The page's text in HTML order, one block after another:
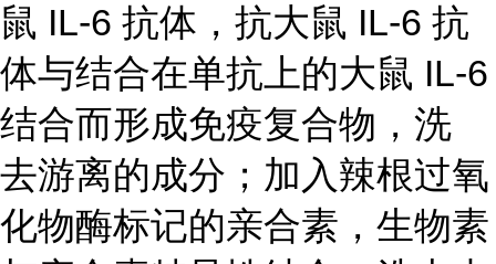
鼠 IL-6 抗体，抗大鼠 IL-6 抗
体与结合在单抗上的大鼠 IL-6
结合而形成免疫复合物，洗
去游离的成分；加入辣根过氧
化物酶标记的亲合素，生物素